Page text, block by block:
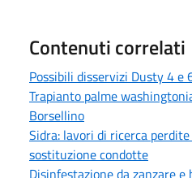
Contenuti correlati
Possibili disservizi Dusty 4 e
Trapianto palme
Borsellino
Sidra: lavori di ricerca
sostituzione condotte
Disinfestazione da zanzare e